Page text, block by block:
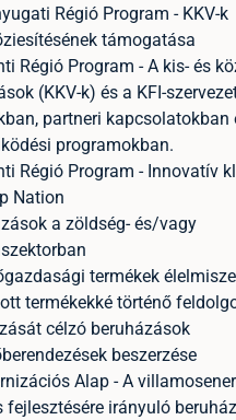
Régió Program - KKV-k
támogatása
Régió Program - A kis- és
(KKV-k) és a KFI-
partneri kapcsolatokban
programokban.
Régió Program - Innovatív
Nation
a zöldség- és/vagy
termékek
termékekké történő
célzó beruházások
beszerzése
Alap - A
fejlesztésére irányuló